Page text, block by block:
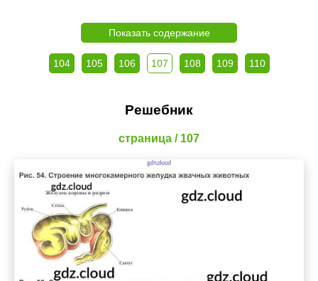
Показать содержание
104 105 106 107 108 109 110
Решебник
страница / 107